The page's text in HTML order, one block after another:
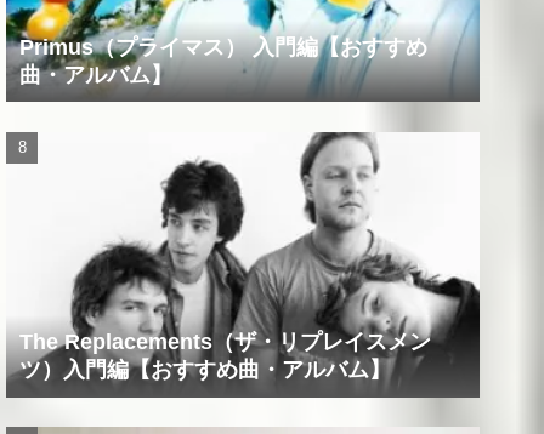
Primus（プライマス） 入門編【おすすめ
曲・アルバム】
The Replacements（ザ・リプレイスメン
ツ）入門編【おすすめ曲・アルバム】